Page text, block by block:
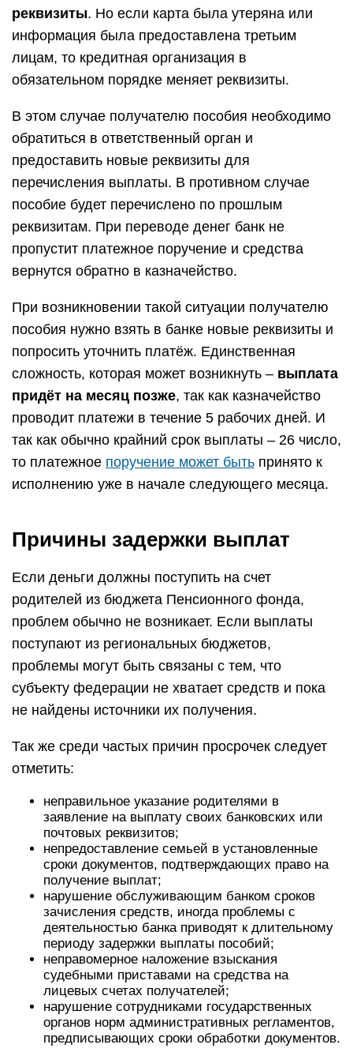
реквизиты. Но если карта была утеряна или
информация была предоставлена третьим
лицам, то кредитная организация в
обязательном порядке меняет реквизиты.
В этом случае получателю пособия необходимо
обратиться в ответственный орган и
предоставить новые реквизиты для
перечисления выплаты. В противном случае
пособие будет перечислено по прошлым
реквизитам. При переводе денег банк не
пропустит платежное поручение и средства
вернутся обратно в казначейство.
При возникновении такой ситуации получателю
пособия нужно взять в банке новые реквизиты и
попросить уточнить платёж. Единственная
сложность, которая может возникнуть – выплата
придёт на месяц позже, так как казначейство
проводит платежи в течение 5 рабочих дней. И
так как обычно крайний срок выплаты – 26 число,
то платежное поручение может быть принято к
исполнению уже в начале следующего месяца.
Причины задержки выплат
Если деньги должны поступить на счет
родителей из бюджета Пенсионного фонда,
проблем обычно не возникает. Если выплаты
поступают из региональных бюджетов,
проблемы могут быть связаны с тем, что
субъекту федерации не хватает средств и пока
не найдены источники их получения.
Так же среди частых причин просрочек следует
отметить:
неправильное указание родителями в
заявление на выплату своих банковских или
почтовых реквизитов;
непредоставление семьей в установленные
сроки документов, подтверждающих право на
получение выплат;
нарушение обслуживающим банком сроков
зачисления средств, иногда проблемы с
деятельностью банка приводят к длительному
периоду задержки выплаты пособий;
неправомерное наложение взыскания
судебными приставами на средства на
лицевых счетах получателей;
нарушение сотрудниками государственных
органов норм административных регламентов,
предписывающих сроки обработки документов.